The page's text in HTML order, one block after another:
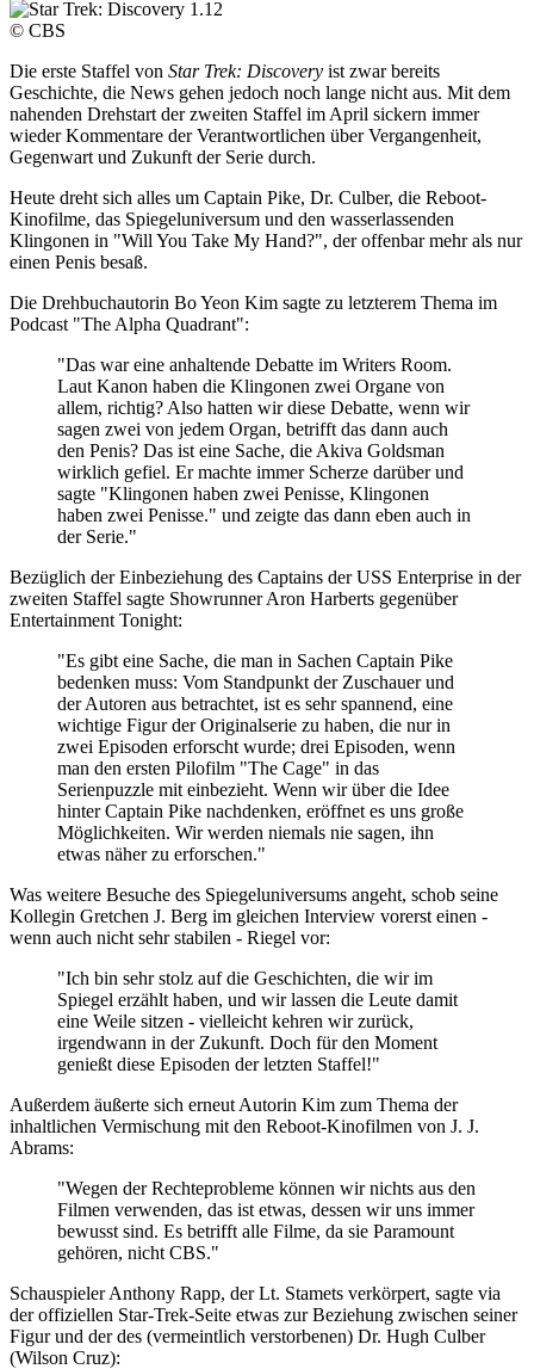
© CBS
Die erste Staffel von Star Trek: Discovery ist zwar bereits
Geschichte, die News gehen jedoch noch lange nicht aus. Mit dem
nahenden Drehstart der zweiten Staffel im April sickern immer
wieder Kommentare der Verantwortlichen über Vergangenheit,
Gegenwart und Zukunft der Serie durch.
Heute dreht sich alles um Captain Pike, Dr. Culber, die Reboot-
Kinofilme, das Spiegeluniversum und den wasserlassenden
Klingonen in "Will You Take My Hand?", der offenbar mehr als nur
einen Penis besaß.
Die Drehbuchautorin Bo Yeon Kim sagte zu letzterem Thema im
Podcast "The Alpha Quadrant":
"Das war eine anhaltende Debatte im Writers Room.
Laut Kanon haben die Klingonen zwei Organe von
allem, richtig? Also hatten wir diese Debatte, wenn wir
sagen zwei von jedem Organ, betrifft das dann auch
den Penis? Das ist eine Sache, die Akiva Goldsman
wirklich gefiel. Er machte immer Scherze darüber und
sagte "Klingonen haben zwei Penisse, Klingonen
haben zwei Penisse." und zeigte das dann eben auch in
der Serie."
Bezüglich der Einbeziehung des Captains der USS Enterprise in der
zweiten Staffel sagte Showrunner Aron Harberts gegenüber
Entertainment Tonight:
"Es gibt eine Sache, die man in Sachen Captain Pike
bedenken muss: Vom Standpunkt der Zuschauer und
der Autoren aus betrachtet, ist es sehr spannend, eine
wichtige Figur der Originalserie zu haben, die nur in
zwei Episoden erforscht wurde; drei Episoden, wenn
man den ersten Pilofilm "The Cage" in das
Serienpuzzle mit einbezieht. Wenn wir über die Idee
hinter Captain Pike nachdenken, eröffnet es uns große
Möglichkeiten. Wir werden niemals nie sagen, ihn
etwas näher zu erforschen."
Was weitere Besuche des Spiegeluniversums angeht, schob seine
Kollegin Gretchen J. Berg im gleichen Interview vorerst einen -
wenn auch nicht sehr stabilen - Riegel vor:
"Ich bin sehr stolz auf die Geschichten, die wir im
Spiegel erzählt haben, und wir lassen die Leute damit
eine Weile sitzen - vielleicht kehren wir zurück,
irgendwann in der Zukunft. Doch für den Moment
genießt diese Episoden der letzten Staffel!"
Außerdem äußerte sich erneut Autorin Kim zum Thema der
inhaltlichen Vermischung mit den Reboot-Kinofilmen von J. J.
Abrams:
"Wegen der Rechteprobleme können wir nichts aus den
Filmen verwenden, das ist etwas, dessen wir uns immer
bewusst sind. Es betrifft alle Filme, da sie Paramount
gehören, nicht CBS."
Schauspieler Anthony Rapp, der Lt. Stamets verkörpert, sagte via
der offiziellen Star-Trek-Seite etwas zur Beziehung zwischen seiner
Figur und der des (vermeintlich verstorbenen) Dr. Hugh Culber
(Wilson Cruz):